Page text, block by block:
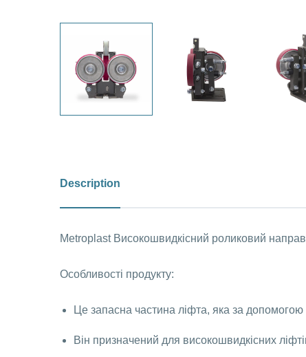
Description
Metroplast Високошвидкісний роликовий
Особливості продукту:
Це запасна частина ліфта, яка за допомогою
Він призначений для високошвидкісних